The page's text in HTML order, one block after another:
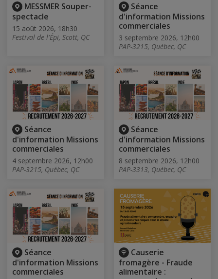
MESSMER Souper-
spectacle
15 août 2026, 18h30
Festival de l'Épi, Scott, QC
Séance
d'information Missions
commerciales
3 septembre 2026, 12h00
PAP-3215, Québec, QC
Séance
d'information Missions
commerciales
4 septembre 2026, 12h00
PAP-3215, Québec, QC
Séance
d'information Missions
commerciales
8 septembre 2026, 12h00
PAP-3313, Québec, QC
Séance
d'information Missions
commerciales
Causerie
fromagère - Fraude
alimentaire :